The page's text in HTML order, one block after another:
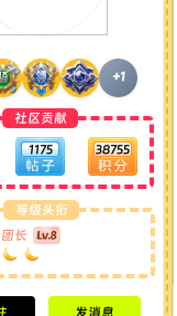
+1
社区贡献
1175 38755
等级头衔
团长
积分成就
发消息